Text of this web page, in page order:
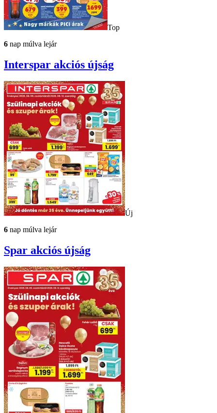
Top
6 nap múlva lejár
Interspar akciós újság
Új
6 nap múlva lejár
Spar akciós újság